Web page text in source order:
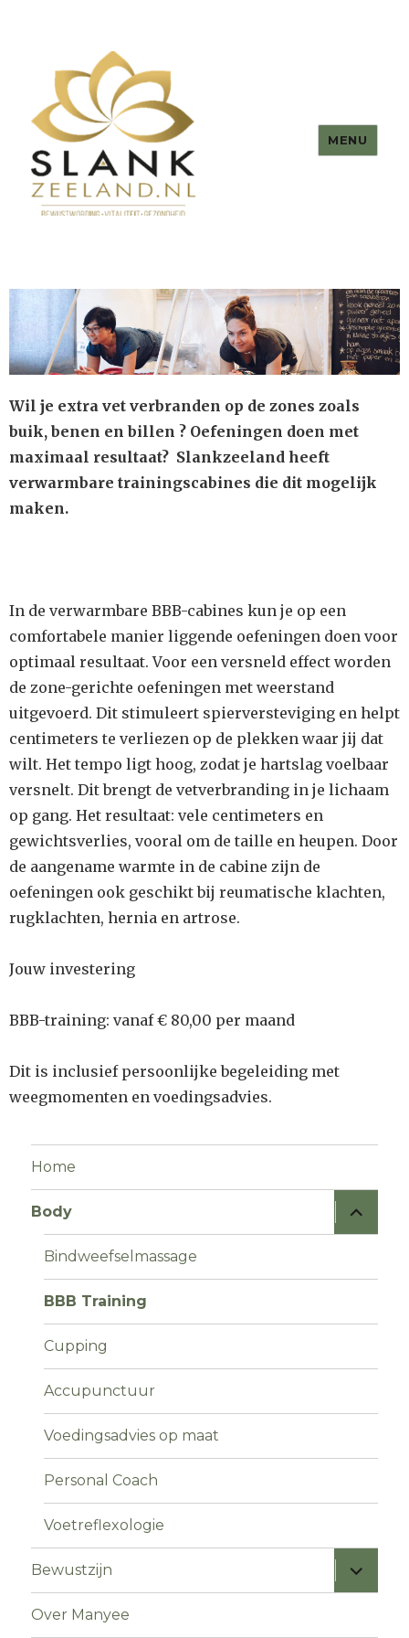
MENU
Wil je extra vet verbranden op de zones zoals
buik, benen en billen ? Oefeningen doen met
maximaal resultaat? Slankzeeland heeft
verwarmbare trainingscabines die dit mogelijk
maken.
In de verwarmbare BBB-cabines kun je op een
comfortabele manier liggende oefeningen doen voor
optimaal resultaat. Voor een versneld effect worden
de zone-gerichte oefeningen met weerstand
uitgevoerd. Dit stimuleert spierversteviging en helpt
centimeters te verliezen op de plekken waar jij dat
wilt. Het tempo ligt hoog, zodat je hartslag voelbaar
versnelt. Dit brengt de vetverbranding in je lichaam
op gang. Het resultaat: vele centimeters en
gewichtsverlies, vooral om de taille en heupen. Door
de aangename warmte in de cabine zijn de
oefeningen ook geschikt bij reumatische klachten,
rugklachten, hernia en artrose.
Jouw investering
BBB-training: vanaf € 80,00 per maand
Dit is inclusief persoonlijke begeleiding met
weegmomenten en voedingsadvies.
Home
Body
Bindweefselmassage
BBB Training
Cupping
Accupunctuur
Voedingsadvies op maat
Personal Coach
Voetreflexologie
Bewustzijn
Over Manyee